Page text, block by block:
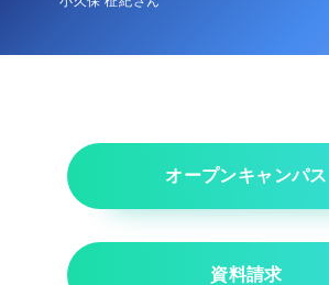
オープンキャンパス
資料請求